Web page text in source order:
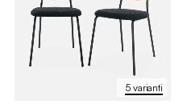
5 varianti